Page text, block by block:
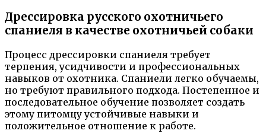
Дрессировка русского охотничьего
спаниеля в качестве охотничьей собаки
Процесс дрессировки спаниеля требует
терпения, усидчивости и профессиональных
навыков от охотника. Спаниели легко обучаемы,
но требуют правильного подхода. Постепенное и
последовательное обучение позволяет создать
этому питомцу устойчивые навыки и
положительное отношение к работе.